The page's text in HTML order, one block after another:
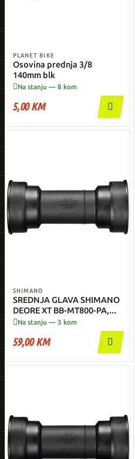
PLANET BIKE
Osovina prednja 3/8
140mm blk
Na stanju — 8 kom
5,00 KM 
SHIMANO
SREDNJA GLAVA SHIMANO
DEORE XT BB-MT800-PA,
PRESS FIT FOR MTB, DESNI
Na stanju — 3 kom
59,00 KM 